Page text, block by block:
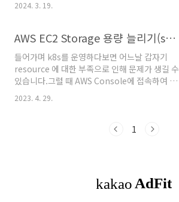
근하기 위한 bastion EC2를 미리 생성합니다
리되는 리소스가 아니고 상태가 없는
(Stateless) 애플리케이션이기 때문에 영구 스
토리지가 없으면 Pod가 충돌하거나 종료되고,
Pod의 데이터는 손실됩니다. 하지만 DB나 여러
가지 데이터를 담고 있는 컨테이너들을 Pod로
만들어야 할 때 그 데이터들을 영구적으로 보존
2024. 3. 19.
AWS EC2 Storage 용량 늘리기(scale-up)
들어가며 k8s를 운영하다보면 어느날 갑자기
resource 에 대한 부족으로 인해 문제가 생길 수
있습니다.그럴 때 AWS Console에 접속하여 해
당 EC2 Instance의 storage 용량을 증가시켜
해결할 수 있습니다. WorkFlow인스턴스에 접
아래의 명령어로 해당 노드의 파티션을 확인합니
disk└─nvme0n1p1 259:2 0 8G 0 part /
└─nvme0n1p128 2..
2023. 4. 29.
1